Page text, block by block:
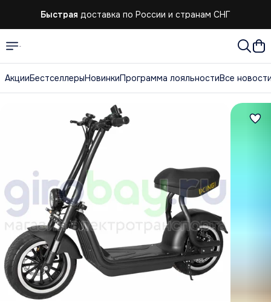
Быстрая доставка по России и странам СНГ
АкцииБестселлерыНовинкиПрограмма лояльностиВсе